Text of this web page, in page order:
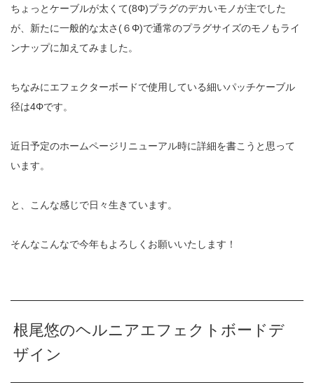
ちょっとケーブルが太くて(8Φ)プラグのデカいモノが主でした
が、新たに一般的な太さ(６Φ)で通常のプラグサイズのモノもライ
ンナップに加えてみました。
ちなみにエフェクターボードで使用している細いパッチケーブル
径は4Φです。
近日予定のホームページリニューアル時に詳細を書こうと思って
います。
と、こんな感じで日々生きています。
そんなこんなで今年もよろしくお願いいたします！
根尾悠のヘルニアエフェクトボードデ
ザイン